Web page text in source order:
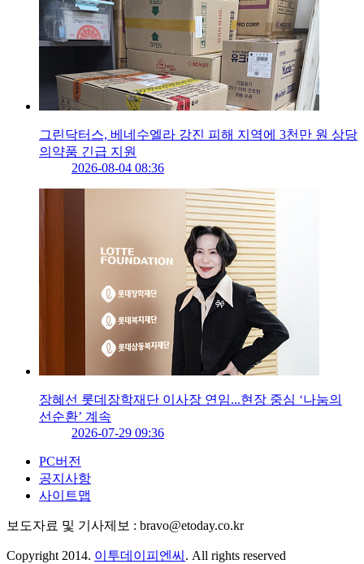
그린닥터스, 베네수엘라 강진 피해 지역에 3천만 원 상당
의약품 긴급 지원
2026-08-04 08:36
장혜선 롯데장학재단 이사장 연임...현장 중심 ‘나눔의
선순환’ 계속
2026-07-29 09:36
PC버전
공지사항
사이트맵
보도자료 및 기사제보 : bravo@etoday.co.kr
Copyright 2014. 이투데이피엔씨 . All rights reserved